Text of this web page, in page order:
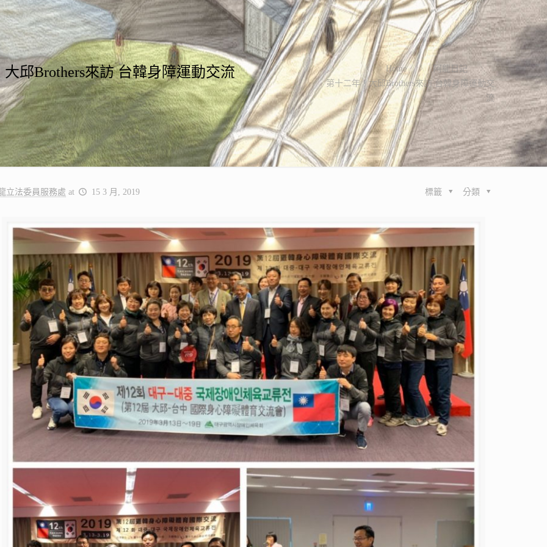
邱Brothers來訪 台韓身障運動交流 Home
阿龍日記
第十二年！大邱Brothers來訪 台韓身障運動交
流
立法委員服務處 at 15 3 月, 2019 分類
標籤